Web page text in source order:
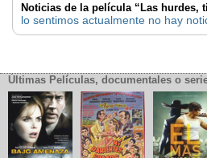
Noticias de la película “Las hurdes,
lo sentimos actualmente no hay
Últimas Películas, documentales o